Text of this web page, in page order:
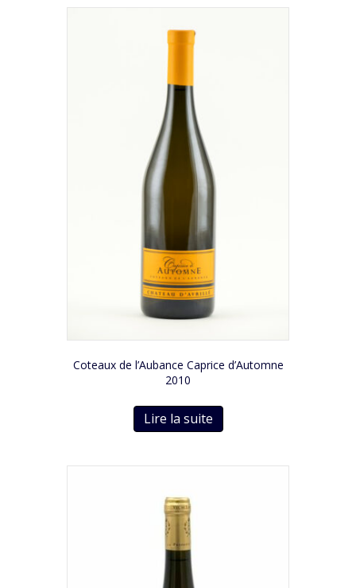
Coteaux de l’Aubance Caprice d’Automne
2010
Lire la suite